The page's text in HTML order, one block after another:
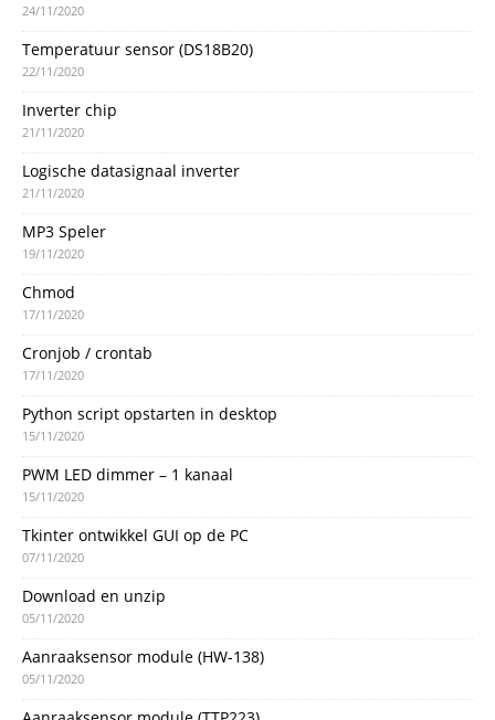
24/11/2020
Temperatuur sensor (DS18B20)
22/11/2020
Inverter chip
21/11/2020
Logische datasignaal inverter
21/11/2020
MP3 Speler
19/11/2020
Chmod
17/11/2020
Cronjob / crontab
17/11/2020
Python script opstarten in desktop
15/11/2020
PWM LED dimmer – 1 kanaal
15/11/2020
Tkinter ontwikkel GUI op de PC
07/11/2020
Download en unzip
05/11/2020
Aanraaksensor module (HW-138)
05/11/2020